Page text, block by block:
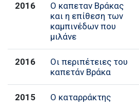
2016
Ο καπεταν Βράκας
και η επίθεση των
καμπινέδων που
μιλάνε
2016
Οι περιπέτειες του
καπετάν Βράκα
2015 Ο καταρράκτης